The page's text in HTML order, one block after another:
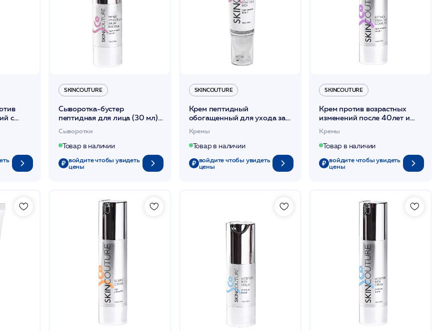
с
SKINCOUTURE
Сыворотка-бустер
пептидная для лица (30 мл)
SERUM-BOOSTER LEVEL
/SKINCOUTURE*
Сыворотки
Товар в наличии
войдите чтобы увидеть
цены
SKINCOUTURE
Крем пептидный
обогащенный для ухода за
STEM CELL RICH
/SKINCOUTURE*
Кремы
Товар в наличии
войдите чтобы увидеть
цены
SKINCOUTURE
Крем против возрастных
изменений после 40лет и
STEM CELL COMPLEX
/SKINCOUTURE*
Кремы
Товар в наличии
войдите чтобы увидеть
цены